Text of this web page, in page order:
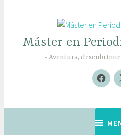
Máster en
Aventura,